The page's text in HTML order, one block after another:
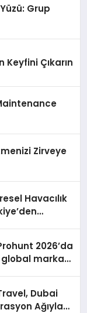
Grup
Keyfini Çıkarın
Zirveye
Havacılık
2026’da
global marka
Dubai
Ağıyla